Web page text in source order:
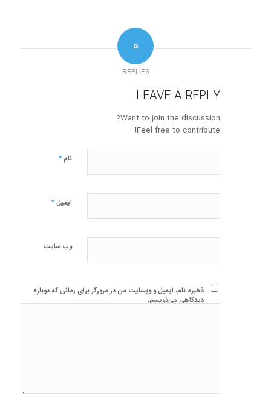
0
REPLIES
LEAVE A REPLY
Want to join the discussion?
Feel free to contribute!
نام*
ایمیل*
وب‌ سایت
ذخیره نام، ایمیل و وبسایت من در مرورگر برای زمانی که دوباره
دیدگاهی می‌نویسم.